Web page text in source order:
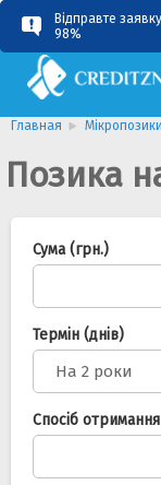
Відправте
98%
Главная Мікропозики
Позика
Сума (грн.)
Термін (днів)
На 2 роки
Спосіб отримання